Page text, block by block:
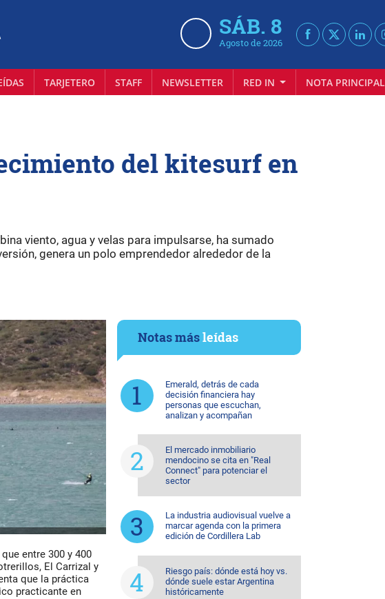
SÁB. 8
Agosto de 2026
TARJETERO STAFF NEWSLETTER RED IN NOTA PRINCIPAL
del kitesurf en
viento, agua y velas para impulsarse, ha sumado
genera un polo emprendedor alrededor de la
entre 300 y 400
El Carrizal y
que la práctica
practicante en
Notas másleídas
Emerald, detrás de cada
decisión financiera hay
personas que escuchan,
analizan y acompañan
El mercado inmobiliario
mendocino se cita en "Real
Connect" para potenciar el
sector
La industria audiovisual vuelve a
marcar agenda con la primera
edición de Cordillera Lab
Riesgo país: dónde está hoy vs.
dónde suele estar Argentina
históricamente